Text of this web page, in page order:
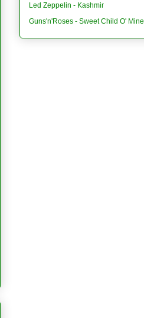
Led Zeppelin - Kashmir
Guns'n'Roses - Sweet Child O' Mine